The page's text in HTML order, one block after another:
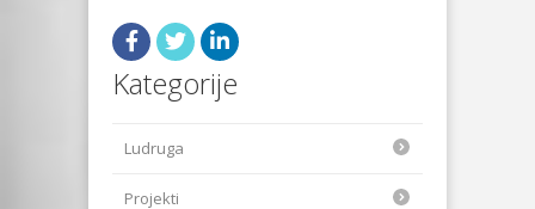
Kategorije
Ludruga
Projekti